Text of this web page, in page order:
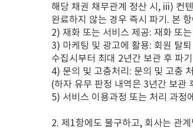
해당 채권 채무관계 정산 시, iii) 컨
완료하지 않는 경우 즉시 파기. 본
2) 재화 또는 서비스 제공: 재화 또
3) 마케팅 및 광고에 활용: 회원 탈
수집시부터 최대 2년간 보관 후 파
4) 문의 및 고충처리: 문의 및 고충
(하자 유무 판정 내역은 3년간 보관
5) 서비스 이용과정 또는 처리 과정
2. 제1항에도 불구하고, 회사는 관